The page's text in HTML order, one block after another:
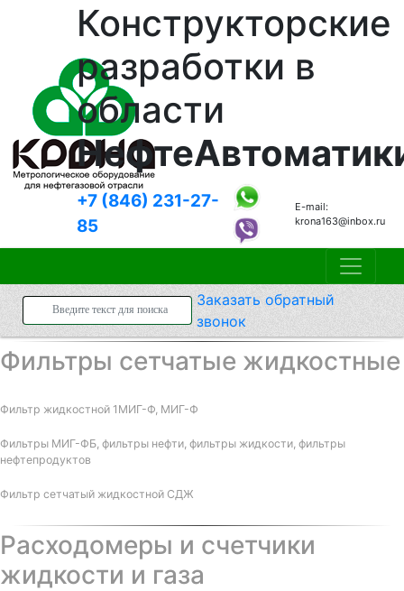
Конструкторские
разработки в
области
+7 (846) 231-27-
85
E-mail:
krona163@inbox.ru
Заказатьобратный
звонок
Фильтры сетчатые жидкостные
Фильтр жидкостной 1МИГ-Ф, МИГ-Ф
Фильтры МИГ-ФБ, фильтры нефти, фильтры жидкости, фильтры
нефтепродуктов
Фильтр сетчатый жидкостной СДЖ
Расходомеры и счетчики
жидкости и газа